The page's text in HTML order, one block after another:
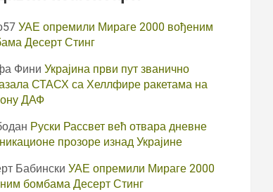
УАЕ опремили Мираге 2000 вођеним
Десерт Стинг
Фини Украјина први пут званично
СТАСХ са Хеллфире ракетама на
ДАФ
Руски Рассвет већ отвара дневне
прозоре изнад Украјине
Бабински УАЕ опремили Мираге 2000
бомбама Десерт Стинг